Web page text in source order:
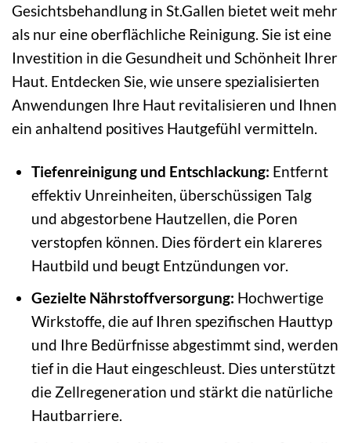
Gesichtsbehandlung in St.Gallen bietet weit mehr
als nur eine oberflächliche Reinigung. Sie ist eine
Investition in die Gesundheit und Schönheit Ihrer
Haut. Entdecken Sie, wie unsere spezialisierten
Anwendungen Ihre Haut revitalisieren und Ihnen
ein anhaltend positives Hautgefühl vermitteln.
Tiefenreinigung und Entschlackung: Entfernt
effektiv Unreinheiten, überschüssigen Talg
und abgestorbene Hautzellen, die Poren
verstopfen können. Dies fördert ein klareres
Hautbild und beugt Entzündungen vor.
Gezielte Nährstoffversorgung: Hochwertige
Wirkstoffe, die auf Ihren spezifischen Hauttyp
und Ihre Bedürfnisse abgestimmt sind, werden
tief in die Haut eingeschleust. Dies unterstützt
die Zellregeneration und stärkt die natürliche
Hautbarriere.